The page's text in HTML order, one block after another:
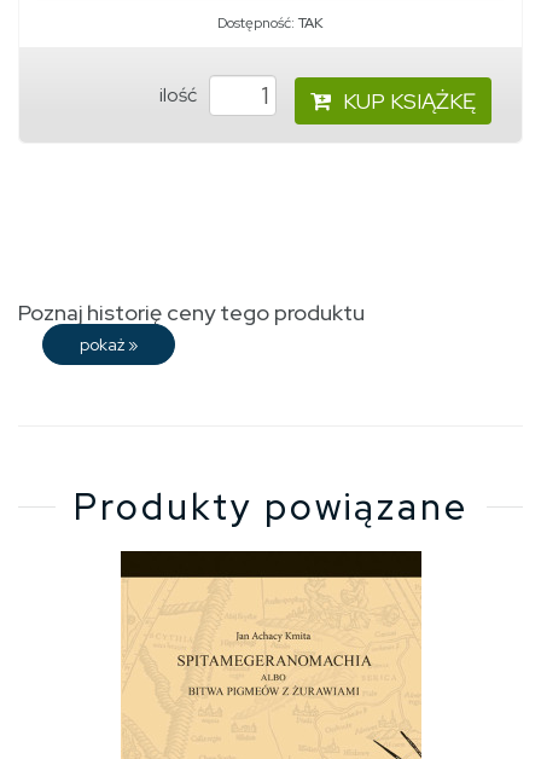
Dostępność: TAK
ilość KUP KSIĄŻKĘ
Poznaj historię ceny tego produktu
pokaż »
Produkty powiązane